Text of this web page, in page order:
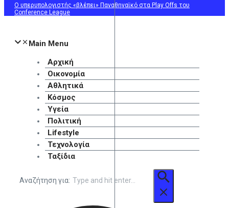
Ο υπερυπολογιστής «βλέπει» Παναθηναϊκό στα Play Offs του
Conference League
Main Menu
Αρχική
Οικονομία
Αθλητικά
Κόσμος
Υγεία
Πολιτική
Lifestyle
Τεχνολογία
Ταξίδια
Αναζήτηση για: